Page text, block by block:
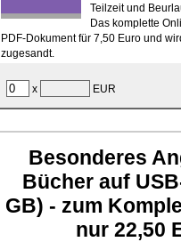
Teilzeit und
Das komplette
PDF-Dokument für 7,50 Euro und
zugesandt.
x EUR
Besonderes
Bücher auf
GB) - zum
nur 22,50